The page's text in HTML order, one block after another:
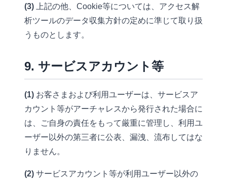
(3) 上記の他、Cookie等については、 アクセス解
析ツールのデータ収集方針の定めに準じて取り扱
うものとします。
9. サービスアカウント等
(1) お客さまおよび利用ユーザーは、サービスア
カウント等がアーチャレスから発行された場合に
は、ご自身の責任をもって厳重に管理し、利用ユ
ーザー以外の第三者に公表、漏洩、流布してはな
りません。
(2) サービスアカウント等が利用ユーザー以外の